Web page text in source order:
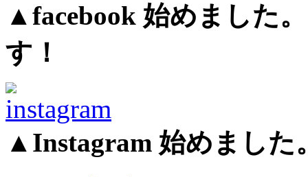
▲facebook 始めました
す！
▲Instagram 始めました